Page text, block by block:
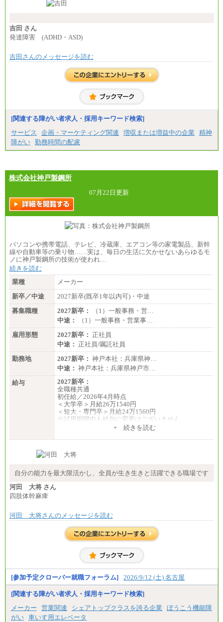
条件あり）
■その他職種共通
月給：25万3,400円～
※20時間を超過した場合は別途支給
中途：
(1)(2)月給：25万3400円～28万5900円
※20時間を超過した場合は別途支給
※試用期間中も給与に変更はございません
吉田 さん
発達障害 (ADHD・ASD)
吉田さんのメッセージを読む
[関連する障がい者求人・採用キーワード検索]
サービス
企画・マーケティング関連 増収または増益中の企業
精神
障がい 勤務時間の配慮
株式会社神戸製鋼所
07月22日更新
パソコンや携帯電話、テレビ、冷蔵庫、エアコン等の家電製品、新幹
線や自動車等の乗り物……実は、毎日の生活に欠かせないあらゆるモ
ノに神戸製鋼所の技術が使われ…
続きを読む
業種
メーカー
新卒／中途
2027新卒(既卒1年以内可)・中途
募集職種
2027新卒：
（1）一般事務・営…
中途：
（1）一般事務・営業事…
雇用形態
2027新卒： 正社員
中途： 正社員/嘱託社員
勤務地
2027新卒： 神戸本社：兵庫県神…
中途： 神戸本社：兵庫県神戸市…
給与
2027新卒：
全職種共通
初任給／2026年4月時点
＜大学卒＞月給26万1540円
＜短大・専門卒＞月給24万1560円
※試用期間中も給与に変更はございません
月給24万円～
※試用期間中も給与に変更はございません
+ 続きを読む
自分の能力を最大限活かし、全員が生き生きと活躍できる職場です
河田 大将 さん
四肢体幹麻痺
河田 大将さんのメッセージを読む
[参加予定クローバー就職フォーラム] 2026/9/12 (土) 名古屋
[関連する障がい者求人・採用キーワード検索]
メーカー
営業関連 シェアトップクラスを誇る企業
ぼうこう機能障
がい 車いす用エレベータ